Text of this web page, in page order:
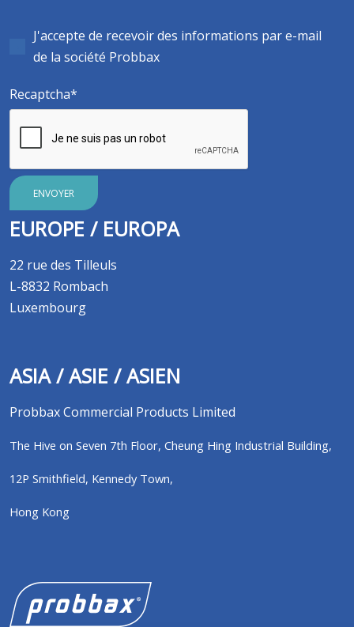
J'accepte de recevoir des informations par e-mail
de la société Probbax
Recaptcha
ENVOYER
EUROPE / EUROPA
22 rue des Tilleuls
L-8832 Rombach
Luxembourg
ASIA / ASIE / ASIEN
Probbax Commercial Products Limited
The Hive on Seven 7th Floor, Cheung Hing Industrial Building,
12P Smithfield, Kennedy Town,
Hong Kong